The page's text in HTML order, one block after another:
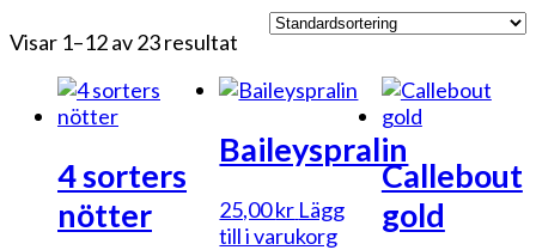
Visar 1–12 av 23 resultat
4 sorters
nötter
Baileyspralin
25,00kr Lägg
till i varukorg
Callebout
gold